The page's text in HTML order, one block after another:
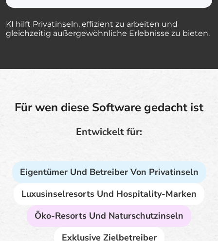
KI hilft Privatinseln, effizient zu arbeiten und
gleichzeitig außergewöhnliche Erlebnisse zu bieten.
Für wen diese Software gedacht ist
Entwickelt für:
Eigentümer Und Betreiber Von Privatinseln
Luxusinselresorts Und Hospitality-Marken
Öko-Resorts Und Naturschutzinseln
Exklusive Zielbetreiber